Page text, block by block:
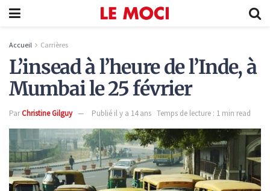
Accueil Carrières
L’insead à l’heure de l’Inde, à
Mumbai le 25 février
ParChristine Gilguy Publié il y a 14 ans Temps de lecture : 1 min read